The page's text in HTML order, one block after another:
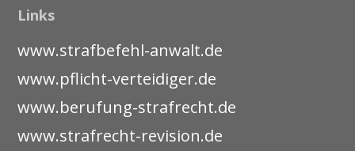
Links
www.strafbefehl-anwalt.de
www.pflicht-verteidiger.de
www.berufung-strafrecht.de
www.strafrecht-revision.de